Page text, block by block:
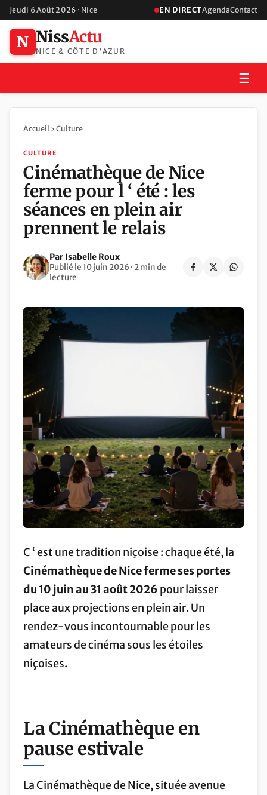
Jeudi 6 Août 2026 · Nice EN DIRECTAgendaContact
N NissActu
NICE & CÔTE D'AZUR
☰
Accueil › Culture
CULTURE
Cinémathèque de Nice
ferme pour l ‘ été : les
séances en plein air
prennent le relais
Par Isabelle Roux
Publié le 10 juin 2026 · 2 min de
lecture
C ‘ est une tradition niçoise : chaque été, la
Cinémathèque de Nice ferme ses portes
du 10 juin au 31 août 2026 pour laisser
place aux projections en plein air. Un
rendez-vous incontournable pour les
amateurs de cinéma sous les étoiles
niçoises.
La Cinémathèque en
pause estivale
La Cinémathèque de Nice, située avenue